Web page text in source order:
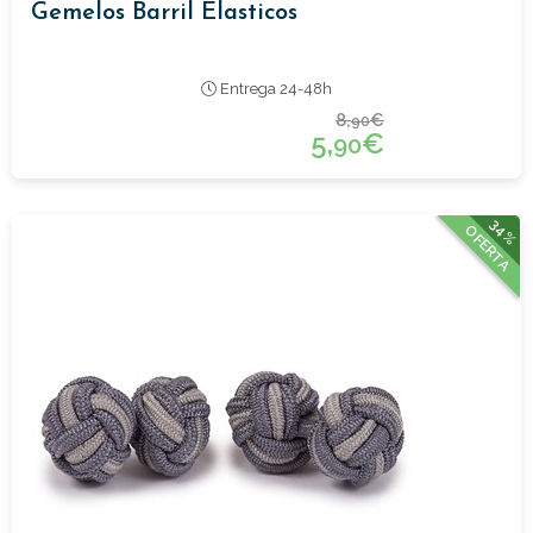
Gemelos Barril Elasticos
Entrega 24-48h
8,90€
5,90€
34%
OFERTA